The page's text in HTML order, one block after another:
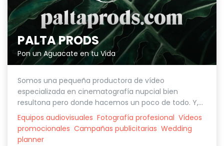
PALTA PRODS
Pon un Aguacate en tu Vida
Somos una pequeña productora de vídeo
especializada en cinematografía nupcial bien
resultona pero donde hacemos un poco de todo. Y,...
Equipos audiovisuales Fotografía profesional Vídeos
promocionales Campañas publicitarias Wedding
planner